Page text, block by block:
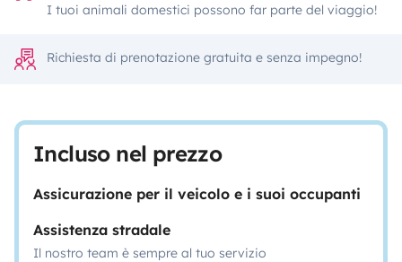
I tuoi animali domestici possono far parte del viaggio!
Richiesta di prenotazione gratuita e senza impegno!
Incluso nel prezzo
Assicurazione per il veicolo e i suoi occupanti
Assistenza stradale
Il nostro team è sempre al tuo servizio